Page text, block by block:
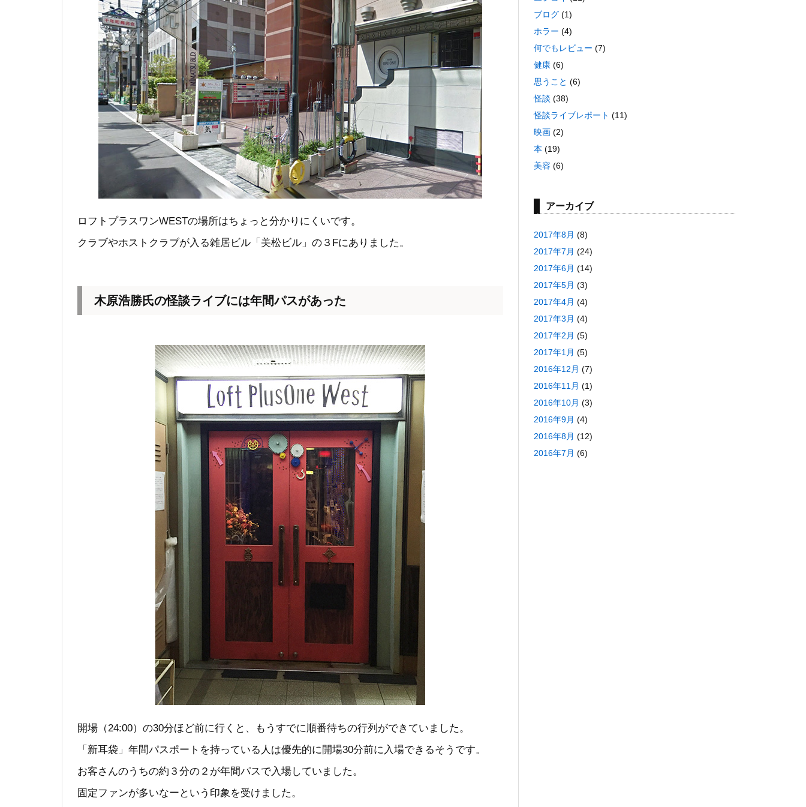
ロフトプラスワンWESTの場所はちょっと分かりにくいです。
クラブやホストクラブが入る雑居ビル「美松ビル」の３Fにありました。
木原浩勝氏の怪談ライブには年間パスがあった
開場（24:00）の30分ほど前に行くと、もうすでに順番待ちの行列ができていました。
「新耳袋」年間パスポートを持っている人は優先的に開場30分前に入場できるそうです。
お客さんのうちの約３分の２が年間パスで入場していました。
固定ファンが多いなーという印象を受けました。
ブログ (1)
ホラー (4)
何でもレビュー (7)
健康 (6)
思うこと (6)
怪談 (38)
怪談ライブレポート (11)
映画 (2)
本 (19)
美容 (6)
アーカイブ
2017年8月 (8)
2017年7月 (24)
2017年6月 (14)
2017年5月 (3)
2017年4月 (4)
2017年3月 (4)
2017年2月 (5)
2017年1月 (5)
2016年12月 (7)
2016年11月 (1)
2016年10月 (3)
2016年9月 (4)
2016年8月 (12)
2016年7月 (6)